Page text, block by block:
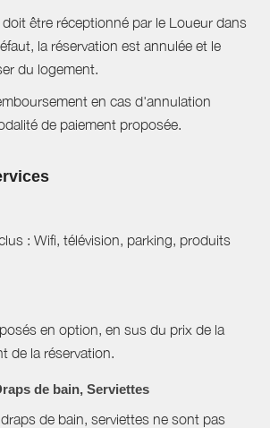
être réceptionné par le Loueur dans
la réservation est annulée et le
du logement.
en cas d'annulation
de paiement proposée.
: Wifi, télévision, parking, produits
en option, en sus du prix de la
de la réservation.
de bain, Serviettes
de bain, serviettes ne sont pas